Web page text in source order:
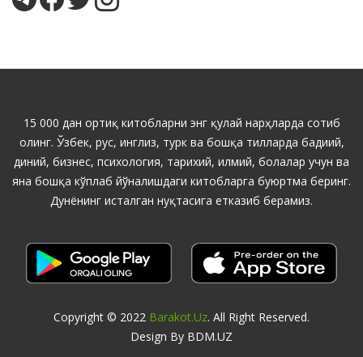
15 000 дан ортиқ китобларни энг қулай нарҳларда сотиб
олинг. Ўзбек, рус, инглиз, турк ва бошқа тилларда бадиий,
диний, бизнес, психология, тарихий, илмий, болалар учун ва
яна бошқа кўплаб йўналишдаги китобларга буюртма беринг.
Дунёнинг исталган нуқтасига етказиб берамиз.
Copyright © 2022 Barakot.uz. All Right Reserved.
Design By BDM.UZ